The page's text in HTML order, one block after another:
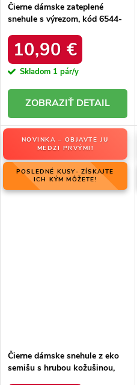
Čierne dámske zateplené
snehule s výrezom, kód 6544-
10,90 €
Skladom 1 pár/y
DETAIL
NOVINKA – OBJAVTE JU
MEDZI PRVÝMI!
POSLEDNÉ KUSY- ZÍSKAJTE
ICH KÝM MÔŽETE!
Čierne dámske snehule z eko
semišu s hrubou kožušinou,